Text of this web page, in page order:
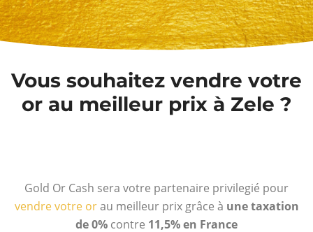
Vous souhaitez vendre votre
or au meilleur prix à Zele ?
Gold Or Cash sera votre partenaire privilegié pour
vendre votre orau meilleur prix grâce à une taxation
de 0% contre 11,5% en France